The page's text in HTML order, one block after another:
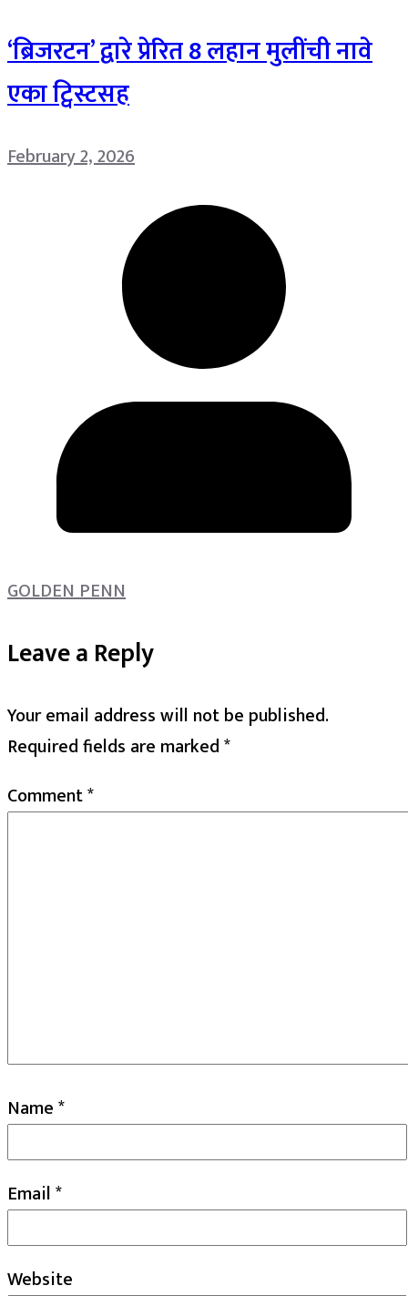
‘ब्रिजरटन’ द्वारे प्रेरित 8 लहान मुलींची नावे
एका ट्विस्टसह
February 2, 2026
GOLDEN PENN
Leave a Reply
Your email address will not be published.
Required fields are marked*
Comment*
Name*
Email*
Website